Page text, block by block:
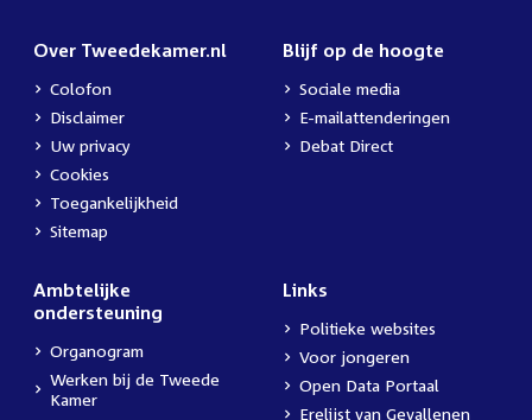
Over Tweedekamer.nl
Colofon
Disclaimer
Uw privacy
Cookies
Toegankelijkheid
Sitemap
Blijf op de hoogte
Sociale media
E-mailattenderingen
Debat Direct
Ambtelijke
ondersteuning
Organogram
Werken bij de Tweede
Kamer
Links
Politieke websites
Voor jongeren
Open Data Portaal
Erelijst van Gevallenen